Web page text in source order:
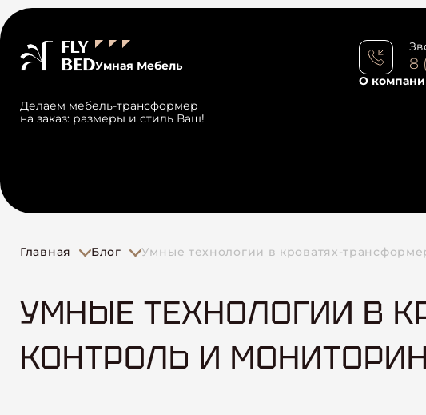
Умная Мебель
Делаем мебель-трансформер
на заказ: размеры и стиль Ваш!
8
О
Главная Блог Умные технологии в кроватях-
УМНЫЕ ТЕХНОЛОГИИ В
КОНТРОЛЬ И